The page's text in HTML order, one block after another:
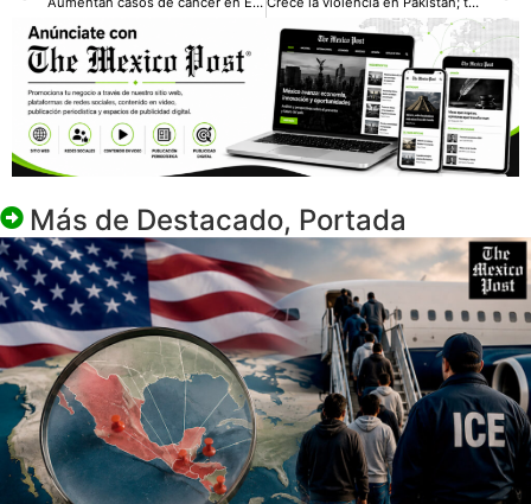
Más de Destacado, Portada